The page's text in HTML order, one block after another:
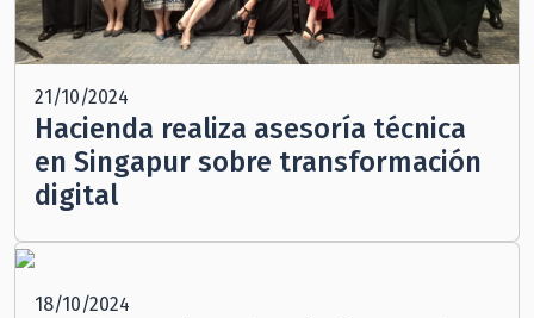
21/10/2024
Hacienda realiza asesoría técnica
en Singapur sobre transformación
digital
18/10/2024